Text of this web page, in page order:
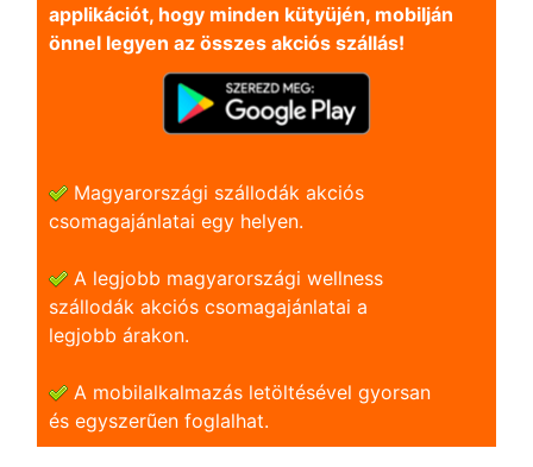
applikációt, hogy minden kütyüjén, mobilján
önnel legyen az összes akciós szállás!
Magyarországi szállodák akciós
csomagajánlatai egy helyen.
A legjobb magyarországi wellness
szállodák akciós csomagajánlatai a
legjobb árakon.
A mobilalkalmazás letöltésével gyorsan
és egyszerũen foglalhat.